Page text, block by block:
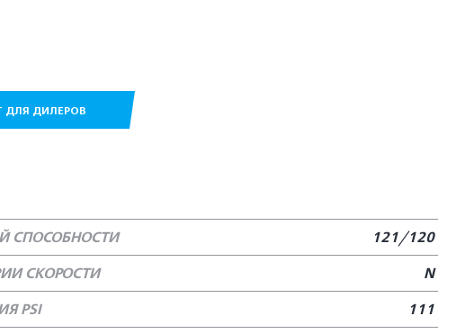
ДЛЯ ДИЛЕРОВ
СПОСОБНОСТИ
121/120
СКОРОСТИ
N
PSI
111